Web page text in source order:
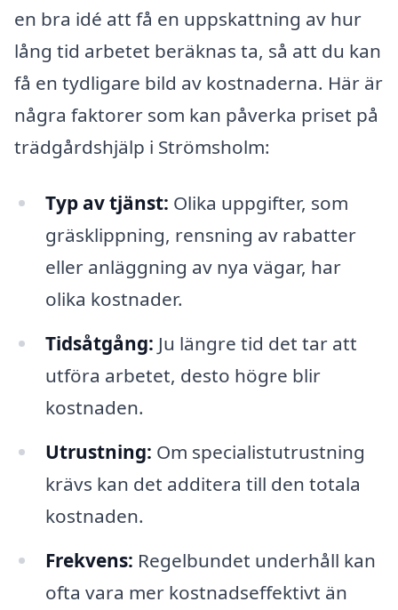
en bra idé att få en uppskattning av hur
lång tid arbetet beräknas ta, så att du kan
få en tydligare bild av kostnaderna. Här är
några faktorer som kan påverka priset på
trädgårdshjälp i Strömsholm:
Typ av tjänst: Olika uppgifter, som
gräsklippning, rensning av rabatter
eller anläggning av nya vägar, har
olika kostnader.
Tidsåtgång: Ju längre tid det tar att
utföra arbetet, desto högre blir
kostnaden.
Utrustning: Om specialistutrustning
krävs kan det additera till den totala
kostnaden.
Frekvens: Regelbundet underhåll kan
ofta vara mer kostnadseffektivt än